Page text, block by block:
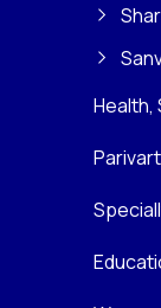
Health,